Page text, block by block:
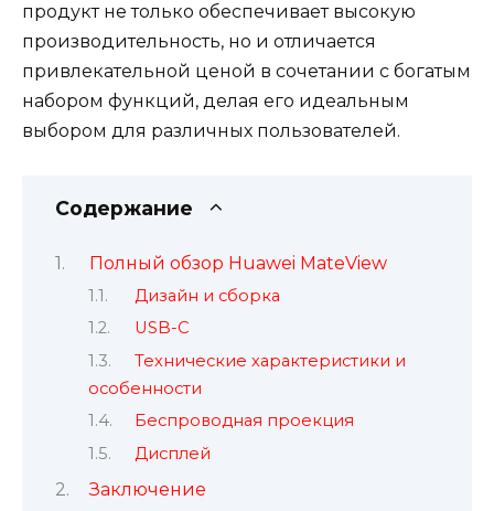
продукт не только обеспечивает высокую
производительность, но и отличается
привлекательной ценой в сочетании с богатым
набором функций, делая его идеальным
выбором для различных пользователей.
Содержание
Полный обзор Huawei MateView
Дизайн и сборка
USB-C
Технические характеристики и
особенности
Беспроводная проекция
Дисплей
Заключение